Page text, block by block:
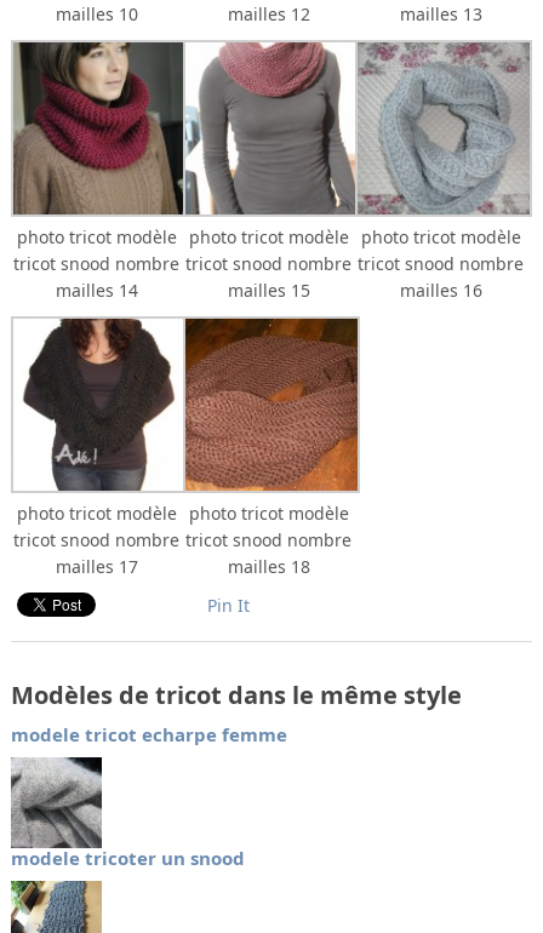
mailles 10
mailles 12
mailles 13
photo tricot modèle
tricot snood nombre
mailles 14
photo tricot modèle
tricot snood nombre
mailles 15
photo tricot modèle
tricot snood nombre
mailles 16
photo tricot modèle
tricot snood nombre
mailles 17
photo tricot modèle
tricot snood nombre
mailles 18
Pin It
Modèles de tricot dans le même style
modele tricot echarpe femme
modele tricoter un snood